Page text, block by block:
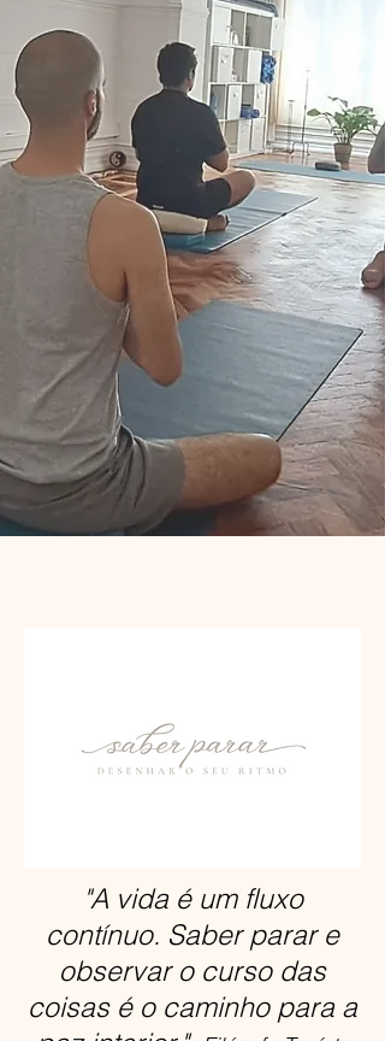
"A vida é um fluxo
contínuo. Saber parar e
observar o curso das
coisas é o caminho para a